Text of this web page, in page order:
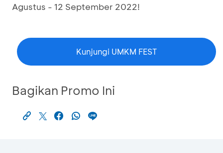
Agustus - 12 September 2022!
Kunjungi UMKM FEST
Bagikan Promo Ini